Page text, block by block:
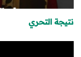
نتيجة التحري